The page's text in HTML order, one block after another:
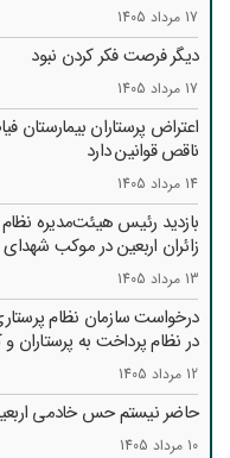
17 مرداد 1405
دیگر فرصت فکر کردن نبود
17 مرداد 1405
اعتراض پرستاران
ناقص قوانین دارد
14 مرداد 1405
بازدید رئیس هیئت‌مدیره
زائران اربعین در موکب
13 مرداد 1405
درخواست سازمان نظام
در نظام پرداخت به پرستاران
12 مرداد 1405
حاضر نیستم حس خادمی
10 مرداد 1405